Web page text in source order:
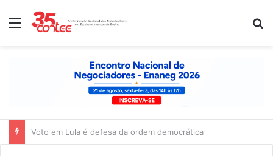
Menu
Nota de solidariedade ao povo venezuelano